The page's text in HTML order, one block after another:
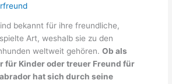
bekannt für ihre freundliche,
Art, weshalb sie zu den
weltweit gehören.Ob als
für Kinder oder treuer Freund für
hat sich durch seine